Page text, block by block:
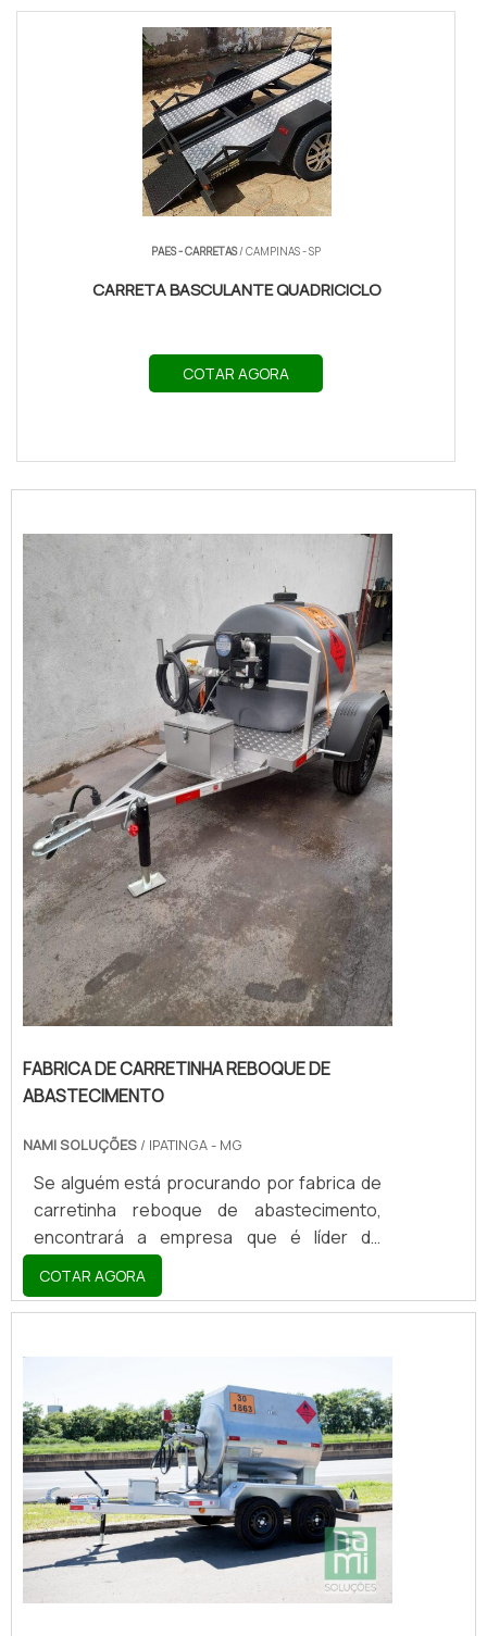
PAES - CARRETAS/ CAMPINAS - SP
CARRETA BASCULANTE QUADRICICLO
COTAR AGORA
FABRICA DE CARRETINHA REBOQUE DE
ABASTECIMENTO
NAMI SOLUÇÕES / IPATINGA - MG
Se alguém está procurando por fabrica de
carretinha reboque de abastecimento,
encontrará a empresa que é líder do
mercado. Elaborando uma cotação na
vitrine que se chama Soluções Industriais e
descobrindo a melhor referência em
DE ABASTECIMENTOQuem quer encontrar
fabrica de carretinha reboque de
abastecimento inovadora, acha a Nami
Solucoes. É possível encontrar carr...
COTAR AGORA